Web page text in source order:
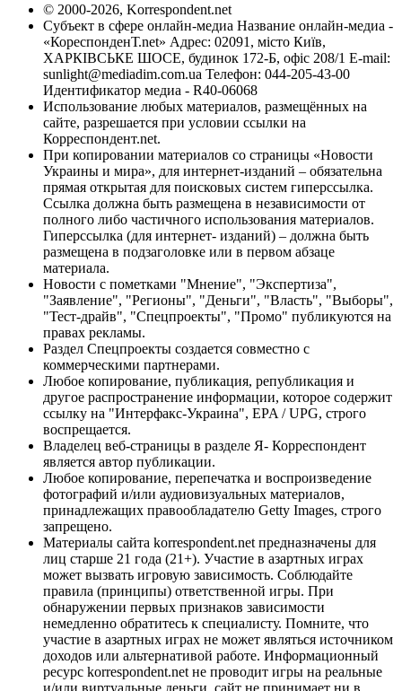
© 2000-2026, Korrespondent.net
Субъект в сфере онлайн-медиа Название онлайн-медиа -
«КореспонденТ.net» Адрес: 02091, місто Київ,
ХАРКІВСЬКЕ ШОСЕ, будинок 172-Б, офіс 208/1 E-mail:
sunlight@mediadim.com.ua Телефон: 044-205-43-00
Идентификатор медиа - R40-06068
Использование любых материалов, размещённых на
сайте, разрешается при условии ссылки на
Корреспондент.net.
При копировании материалов со страницы «Новости
Украины и мира», для интернет-изданий – обязательна
прямая открытая для поисковых систем гиперссылка.
Ссылка должна быть размещена в независимости от
полного либо частичного использования материалов.
Гиперссылка (для интернет- изданий) – должна быть
размещена в подзаголовке или в первом абзаце
материала.
Новости с пометками "Мнение", "Экспертиза",
"Заявление", "Регионы", "Деньги", "Власть", "Выборы",
"Тест-драйв", "Спецпроекты", "Промо" публикуются на
правах рекламы.
Раздел Спецпроекты создается совместно с
коммерческими партнерами.
Любое копирование, публикация, републикация и
другое распространение информации, которое содержит
ссылку на "Интерфакс-Украина", EPA / UPG, строго
воспрещается.
Владелец веб-страницы в разделе Я- Корреспондент
является автор публикации.
Любое копирование, перепечатка и воспроизведение
фотографий и/или аудиовизуальных материалов,
принадлежащих правообладателю Getty Images, строго
запрещено.
Материалы сайта korrespondent.net предназначены для
лиц старше 21 года (21+). Участие в азартных играх
может вызвать игровую зависимость. Соблюдайте
правила (принципы) ответственной игры. При
обнаружении первых признаков зависимости
немедленно обратитесь к специалисту. Помните, что
участие в азартных играх не может являться источником
доходов или альтернативой работе. Информационный
ресурс korrespondent.net не проводит игры на реальные
и/или виртуальные деньги, сайт не принимает ни в